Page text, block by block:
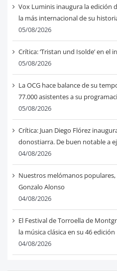
Vox Luminis inaugura la edición
la más internacional de su
05/08/2026
Crítica: ‘Tristan und Isolde’ en el
05/08/2026
La OCG hace balance de su
77.000 asistentes a su
05/08/2026
Crítica: Juan Diego Flórez
donostiarra. De buen notable a
04/08/2026
Nuestros melómanos
Gonzalo Alonso
04/08/2026
El Festival de Torroella de
la música clásica en su 46 edición
04/08/2026